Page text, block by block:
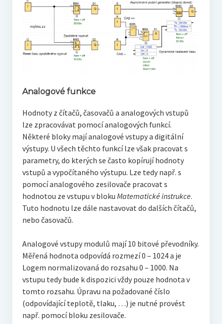
Analogové funkce
Hodnoty z čítačů, časovačů a analogových vstupů
lze zpracovávat pomocí analogových funkcí.
Některé bloky mají analogové vstupy a digitální
výstupy. U všech těchto funkcí lze však pracovat s
parametry, do kterých se často kopírují hodnoty
vstupů a vypočítaného výstupu. Lze tedy např. s
pomocí analogového zesilovače pracovat s
hodnotou ze vstupu v bloku Matematické instrukce.
Tuto hodnotu lze dále nastavovat do dalších čítačů,
nebo časovačů.
Analogové vstupy modulů mají 10 bitové převodníky.
Měřená hodnota odpovídá rozmezí 0 – 1024 a je
Logem normalizovaná do rozsahu 0 – 1000. Na
vstupu tedy bude k dispozici vždy pouze hodnota v
tomto rozsahu. Úpravu na požadované číslo
(odpovídající teplotě, tlaku, …) je nutné provést
např. pomocí bloku zesilovače.